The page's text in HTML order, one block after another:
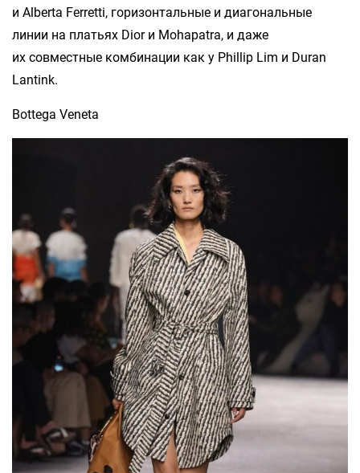
и Alberta Ferretti, горизонтальные и диагональные
линии на платьях Dior и Mohapatra, и даже
их совместные комбинации как у Phillip Lim и Duran
Lantink.
Bottega Veneta